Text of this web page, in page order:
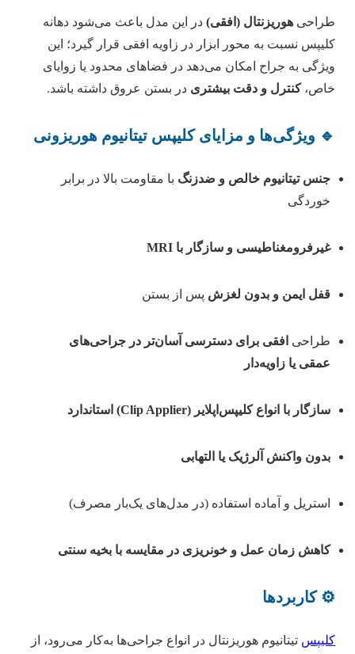
طراحی هوریزنتال (افقی)در این مدل باعث می‌شود دهانه
کلیپس نسبت به محور ابزار در زاویه افقی قرار گیرد؛ این
ویژگی به جراح امکان می‌دهد در فضاهای محدود یا زوایای
خاص،کنترل و دقت بیشتری در بستن عروق داشته باشد.
🔹 ویژگی‌ها و مزایای کلیپس تیتانیوم هوریزونی
جنس تیتانیوم خالص و ضدزنگ با مقاومت بالا در برابر
خوردگی
غیرفرومغناطیسی و سازگار با MRI
قفل ایمن و بدون لغزش پس از بستن
طراحی افقی برای دسترسی آسان‌تر در جراحی‌های
عمقی یا زاویه‌دار
سازگار با انواع کلیپس‌اپلایر (Clip Applier) استاندارد
بدون واکنش آلرژیک یا التهابی
استریل و آماده استفاده (در مدل‌های یک‌بار مصرف)
کاهش زمان عمل و خونریزی در مقایسه با بخیه سنتی
⚙️ کاربردها
کلیپس تیتانیوم هوریزنتال در انواع جراحی‌ها به‌کار می‌رود، از